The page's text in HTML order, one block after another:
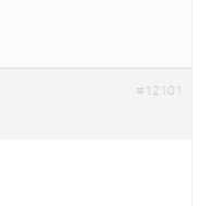
#12101